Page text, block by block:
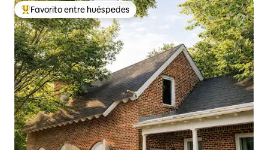
De los mejores en Favorito entre huéspedes
Favorito entre huéspedes